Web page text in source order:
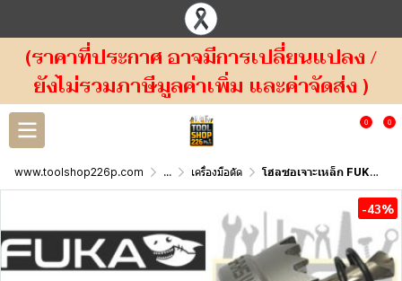
(ราคาที่ประกาศ อาจมีการเปลี่ยนแปลง /
ยังไม่รวมภาษีมูลค่าเพิ่ม และค่าจัดส่ง )
0 0
www.toolshop226p.com ... เครื่องมือตัด โฮลซอเจาะเหล็ก FUKA SKH51 HOLE SAW
-43%